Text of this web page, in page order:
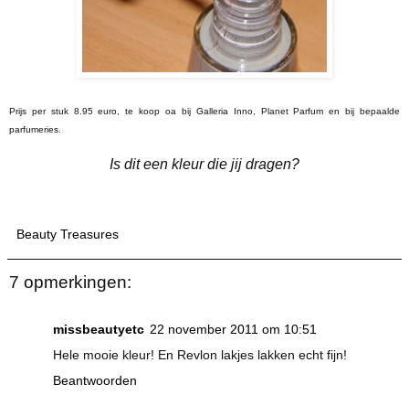
Prijs per stuk 8.95 euro, te koop oa bij Galleria Inno, Planet Parfum en bij bepaalde
parfumeries.
Is dit een kleur die jij dragen?
Beauty Treasures
7 opmerkingen:
missbeautyetc 22 november 2011 om 10:51
Hele mooie kleur! En Revlon lakjes lakken echt fijn!
Beantwoorden